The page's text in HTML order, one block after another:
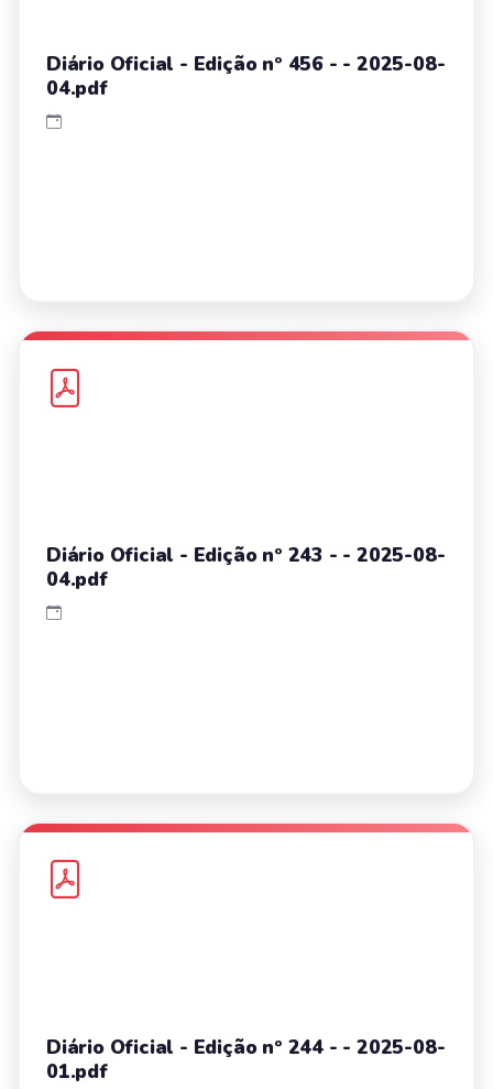
Diário Oficial - Edição nº 456 - - 2025-08-
04.pdf
Diário Oficial - Edição nº 243 - - 2025-08-
04.pdf
Diário Oficial - Edição nº 244 - - 2025-08-
01.pdf